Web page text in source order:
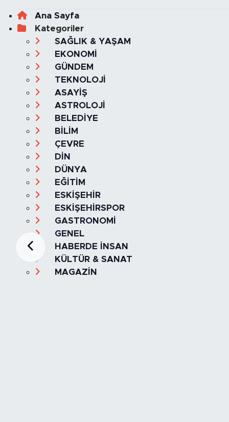
Ana Sayfa
Kategoriler
SAĞLIK & YAŞAM
EKONOMİ
GÜNDEM
TEKNOLOJİ
ASAYİŞ
ASTROLOJİ
BELEDİYE
BİLİM
ÇEVRE
DİN
DÜNYA
EĞİTİM
ESKİŞEHİR
ESKİŞEHİRSPOR
GASTRONOMİ
GENEL
HABERDE İNSAN
KÜLTÜR & SANAT
MAGAZİN